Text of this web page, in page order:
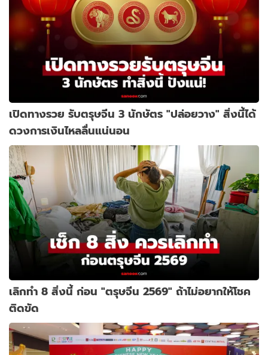
เปิดทางรวย รับตรุษจีน 3 นักษัตร "ปล่อยวาง" สิ่งนี้ได้
ดวงการเงินไหลลื่นแน่นอน
เลิกทำ 8 สิ่งนี้ ก่อน "ตรุษจีน 2569" ถ้าไม่อยากให้โชค
ติดขัด